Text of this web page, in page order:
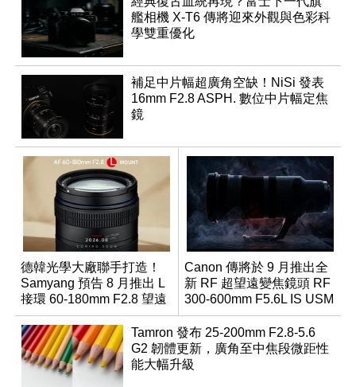
艦相機 X-T6 傳將迎來外觀與色彩科
學雙重優化
補足中片幅超廣角空缺！NiSi 發表
16mm F2.8 ASPH. 數位中片幅定焦
鏡
德韓光學大廠聯手打造！
Samyang 預告 8 月推出 L
接環 60-180mm F2.8 望遠
變焦鏡
Canon 傳將於 9 月推出全
新 RF 超望遠變焦鏡頭 RF
300-600mm F5.6L IS USM
Tamron 發布 25-200mm F2.8-5.6
G2 韌體更新，廣角至中焦段微距性
能大幅升級